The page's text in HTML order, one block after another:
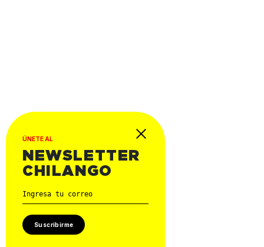
ÚNETE AL
NEWSLETTER
CHILANGO
Suscribirme